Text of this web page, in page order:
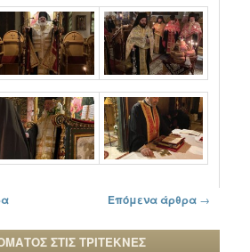
Επόμενα άρθρα →
ΣΤΙΣ ΤΡΙΤΕΚΝΕΣ